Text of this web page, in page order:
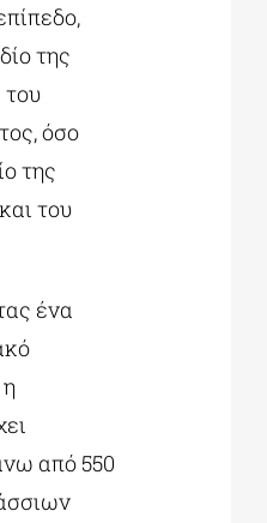
της
όσο
της
του
ένα
από 550